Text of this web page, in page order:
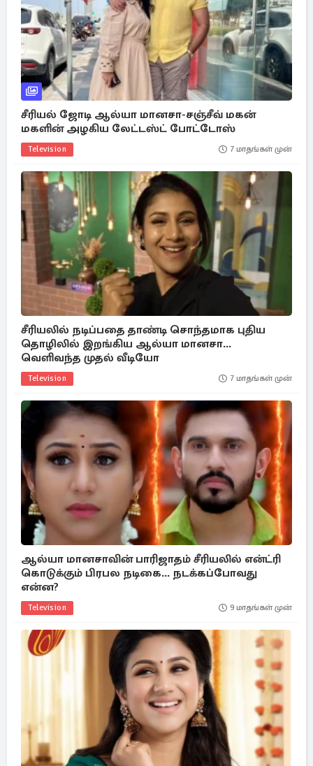
சீரியல் ஜோடி ஆல்யா மானசா-சஞ்சீவ் மகன்
மகளின் அழகிய லேட்டஸ்ட் போட்டோஸ்
Television 7 மாதங்கள் முன்
சீரியலில் நடிப்பதை தாண்டி சொந்தமாக புதிய
தொழிலில் இறங்கிய ஆல்யா மானசா...
வெளிவந்த முதல் வீடியோ
Television 7 மாதங்கள் முன்
ஆல்யா மானசாவின் பாரிஜாதம் சீரியலில் என்ட்ரி
கொடுக்கும் பிரபல நடிகை... நடக்கப்போவது
என்ன?
Television 9 மாதங்கள் முன்